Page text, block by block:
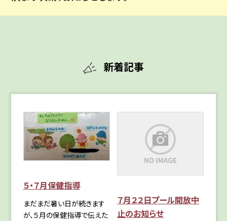
新着記事
５・７月保健指導
まだまだ暑い日が続きます
が、５月の保健指導で伝えた
７月２２日プール開放中
止のお知らせ